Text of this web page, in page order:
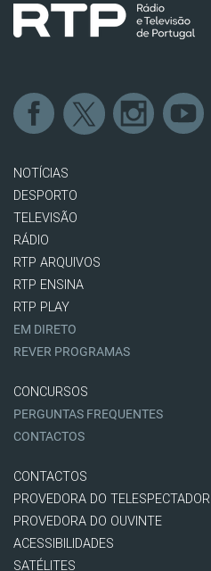
NOTÍCIAS
DESPORTO
TELEVISÃO
RÁDIO
RTP ARQUIVOS
RTP ENSINA
RTP PLAY
EM DIRETO
REVER PROGRAMAS
CONCURSOS
PERGUNTAS FREQUENTES
CONTACTOS
CONTACTOS
PROVEDORA DO TELESPECTADOR
PROVEDORA DO OUVINTE
ACESSIBILIDADES
SATÉLITES